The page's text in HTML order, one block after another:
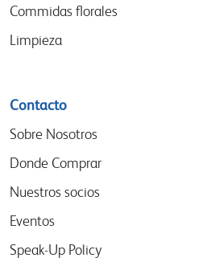
Commidas florales
Limpieza
Contacto
Sobre Nosotros
Donde Comprar
Nuestros socios
Eventos
Speak-Up Policy